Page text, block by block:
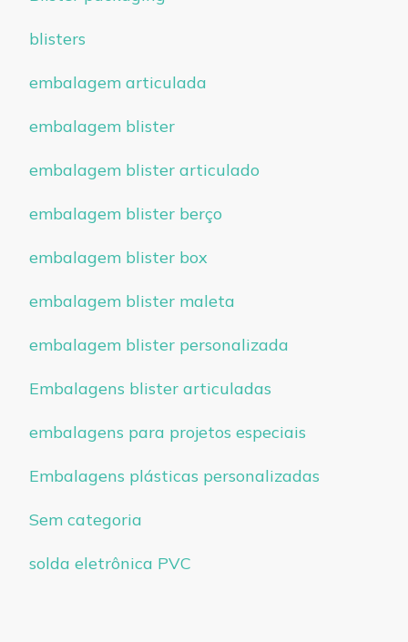
blisters
embalagem articulada
embalagem blister
embalagem blister articulado
embalagem blister berço
embalagem blister box
embalagem blister maleta
embalagem blister personalizada
Embalagens blister articuladas
embalagens para projetos especiais
Embalagens plásticas personalizadas
Sem categoria
solda eletrônica PVC